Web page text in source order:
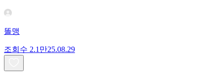
똘맹
조회수 2.1만25.08.29